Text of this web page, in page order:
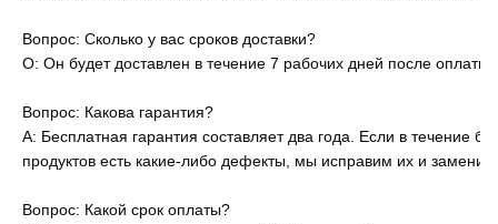
Вопрос: Сколько у вас сроков доставки?
О: Он будет доставлен в течение 7 рабочих дней после
Вопрос: Какова гарантия?
A: Бесплатная гарантия составляет два года. Если в течение
продуктов есть какие-либо дефекты, мы исправим их и
Вопрос: Какой срок оплаты?